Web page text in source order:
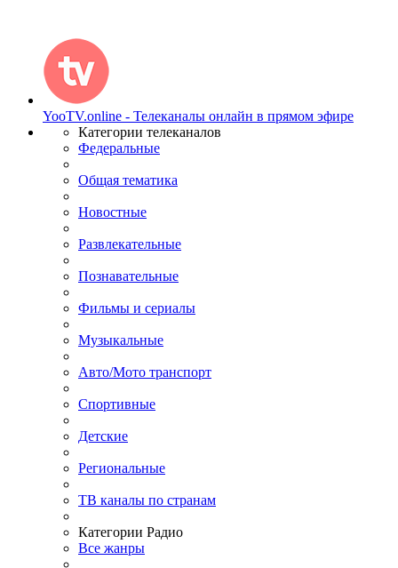
YooTV.online - Телеканалы онлайн в прямом эфире
Категории телеканалов
Федеральные
Общая тематика
Новостные
Развлекательные
Познавательные
Фильмы и сериалы
Музыкальные
Авто/Мото транспорт
Спортивные
Детские
Региональные
ТВ каналы по странам
Категории Радио
Все жанры